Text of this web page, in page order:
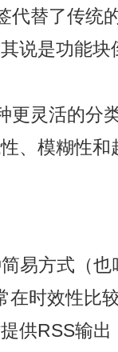
替了传统
说是功能
灵活的分
、模糊性和
易方式（
在时效性比
供RSS输